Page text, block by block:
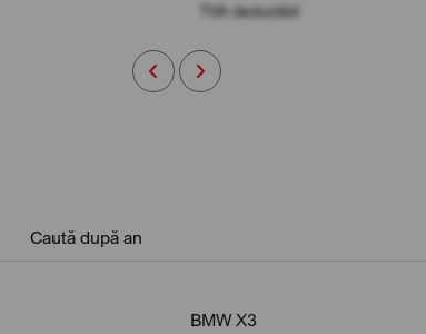
TVA deductibil
Caută după an
BMW X3